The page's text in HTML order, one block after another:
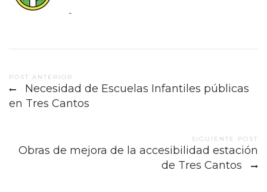
-
Post
navigation
POST ANTERIOR
Necesidad de Escuelas Infantiles públicas
en Tres Cantos
SIGUIENTE POST
Obras de mejora de la accesibilidad estación
de Tres Cantos